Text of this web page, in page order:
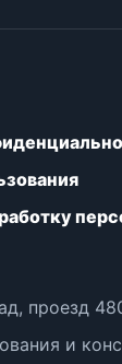
проезд
и